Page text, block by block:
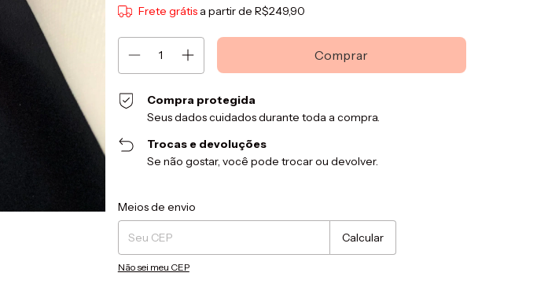
Frete grátis a partir deR$249,90
Compra protegida
Seus dados cuidados durante toda a compra.
Trocas e devoluções
Se não gostar, você pode trocar ou devolver.
Entregas para o CEP:
Meios de envio
Calcular
Não sei meu CEP